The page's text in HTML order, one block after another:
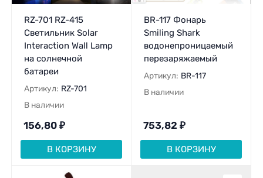
RZ-701 RZ-415
Светильник Solar
Interaction Wall Lamp
на солнечной
батареи
Артикул: RZ-701
В наличии
156,80 ₽
В КОРЗИНУ
BR-117 Фонарь
Smiling Shark
водонепроницаемый
перезаряжаемый
Артикул: BR-117
В наличии
753,82 ₽
В КОРЗИНУ